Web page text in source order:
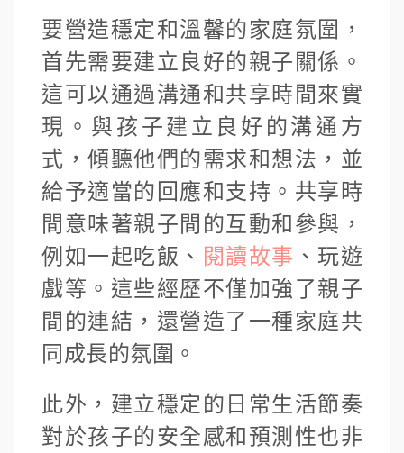
要營造穩定和溫馨的家庭氛圍，
首先需要建立良好的親子關係。
這可以通過溝通和共享時間來實
現。與孩子建立良好的溝通方
式，傾聽他們的需求和想法，並
給予適當的回應和支持。共享時
間意味著親子間的互動和參與，
例如一起吃飯、 閱讀故事 、玩遊
戲等。這些經歷不僅加強了親子
間的連結，還營造了一種家庭共
同成長的氛圍。
此外，建立穩定的日常生活節奏
對於孩子的安全感和預測性也非